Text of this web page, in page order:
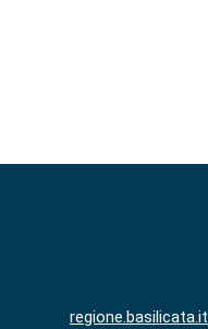
regione.basilicata.it